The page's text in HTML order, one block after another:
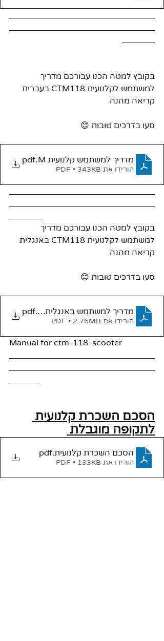
בקובץ למטה הכנו עבורכם מדריך
למשתמש לקלנועית CTM118 בעברית
קריאה מהנה
סעו בדרכים טובות 😊
מדריך למשתמש קלנועית CTM .pdf
הורידו את PDF • 343KB
בקובץ למטה הכנו עבורכם מדריך
למשתמש לקלנועית CTM118 באנגלית
קריאה מהנה
סעו בדרכים טובות 😊
מדריך למשתמש באנגלית CTM 118 .pdf
הורידו את PDF • 2.76MB
Manual for ctm-118  scooter
הסכם השכרת קלנועית
לתקופה מוגבלת
הסכם השכרת קלנועית.pdf
הורידו את PDF • 133KB